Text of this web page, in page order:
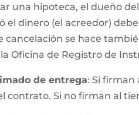
una hipoteca, el dueño
el dinero (el acreedor)
cancelación se hace
Oficina de Registro de
de entrega: Si firman
contrato. Si no firman al